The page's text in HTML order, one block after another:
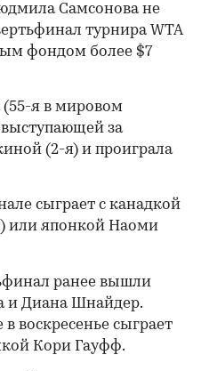
Самсонова не
турнира WTA
фондом более $7
я в мировом
выступающей за
(2-я) и проиграла
сыграет с канадкой
или японкой Наоми
ранее вышли
и Диана Шнайдер.
воскресенье сыграет
Кори Гауфф.